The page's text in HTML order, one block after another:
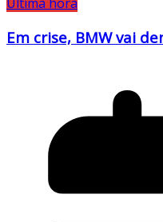
Em crise, BMW vai